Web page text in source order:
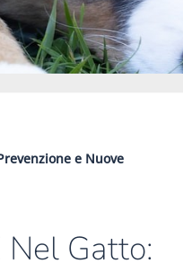
e Nuove
Gatto: